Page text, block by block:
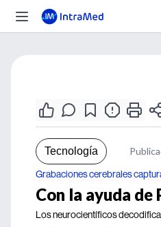
Tecnología
Grabaciones cerebrales
Con la ayuda de
Los neurocientíficos